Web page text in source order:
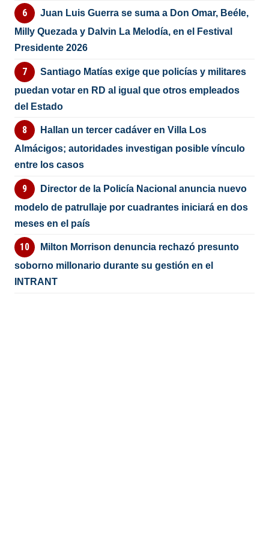
Juan Luis Guerra se suma a Don Omar, Beéle,
Milly Quezada y Dalvin La Melodía, en el Festival
Presidente 2026
Santiago Matías exige que policías y militares
puedan votar en RD al igual que otros empleados
del Estado
Hallan un tercer cadáver en Villa Los
Almácigos; autoridades investigan posible vínculo
entre los casos
Director de la Policía Nacional anuncia nuevo
modelo de patrullaje por cuadrantes iniciará en dos
meses en el país
Milton Morrison denuncia rechazó presunto
soborno millonario durante su gestión en el
INTRANT